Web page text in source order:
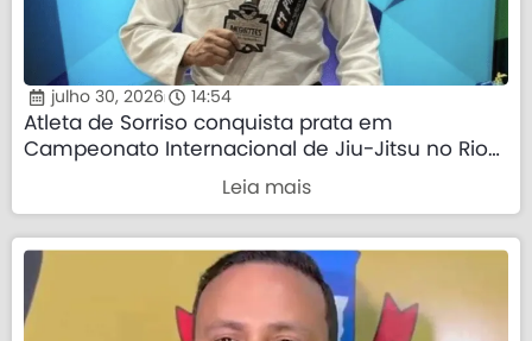
julho 30, 2026 14:54
Atleta de Sorriso conquista prata em
Campeonato Internacional de Jiu-Jitsu no Rio
Leia mais